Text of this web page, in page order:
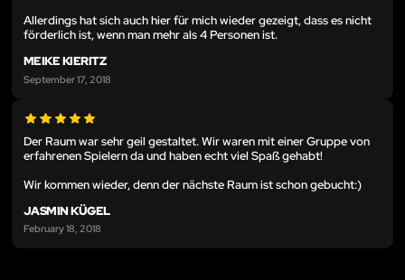
Allerdings hat sich auch hier für mich wieder gezeigt, dass es nicht
förderlich ist, wenn man mehr als 4 Personen ist.
MEIKE KIERITZ
September 17, 2018
Der Raum war sehr geil gestaltet. Wir waren mit einer Gruppe von
erfahrenen Spielern da und haben echt viel Spaß gehabt!
Wir kommen wieder, denn der nächste Raum ist schon gebucht:)
JASMIN KÜGEL
February 18, 2018